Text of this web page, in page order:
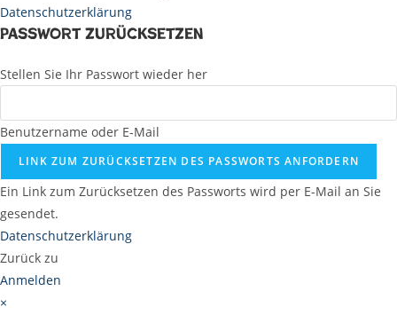
Datenschutzerklärung
Passwort zurücksetzen
Stellen Sie Ihr Passwort wieder her
Benutzername oder E-Mail
LINK ZUM ZURÜCKSETZEN DES PASSWORTS ANFORDERN
Ein Link zum Zurücksetzen des Passworts wird per E-Mail an Sie
gesendet.
Datenschutzerklärung
Zurück zu
Anmelden
×